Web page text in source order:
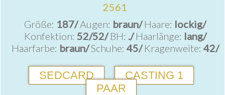
2561
Größe: 187/Augen: braun/Haare: lockig/
Konfektion: 52/52/BH: ./Haarlänge: lang/
Haarfarbe: braun/Schuhe: 45/Kragenweite: 42/
SEDCARD
CASTING 1
PAAR